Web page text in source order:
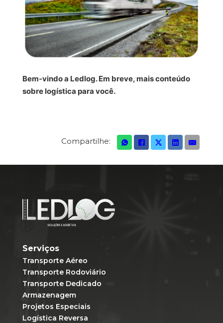
Bem-vindo a Ledlog. Em breve, mais conteúdo
sobre logística para você.
Compartilhe:
Serviços
Transporte Aéreo
Transporte Rodoviário
Transporte Dedicado
Armazenagem
Projetos Especiais
Logística Reversa